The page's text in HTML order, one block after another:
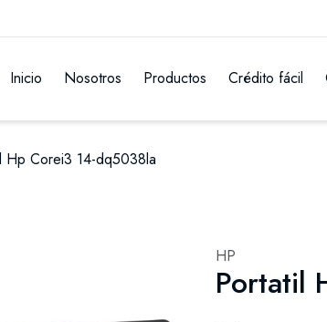
Inicio Nosotros Productos Crédito fácil
Hp Corei3 14-dq5038la
HP
Portatil